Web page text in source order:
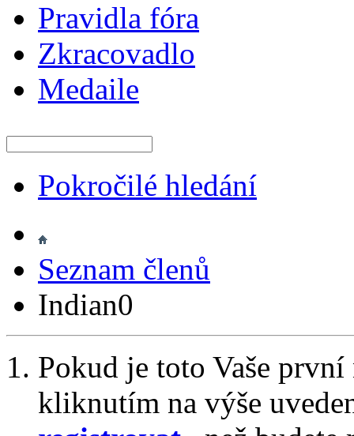
Pravidla fóra
Zkracovadlo
Medaile
Pokročilé hledání
Seznam členů
Indian0
Pokud je toto Vaše
kliknutím na výše